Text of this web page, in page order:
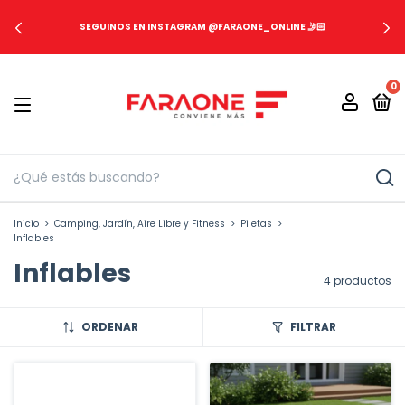
SEGUINOS EN INSTAGRAM @FARAONE_ONLINE 🤳🏻
0
Inicio > Camping, Jardín, Aire Libre y Fitness > Piletas >
Inflables
Inflables 4 productos
ORDENAR FILTRAR